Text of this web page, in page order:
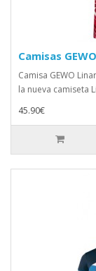
Camisas
Camisa GEWO
la nueva camiseta
45.90€